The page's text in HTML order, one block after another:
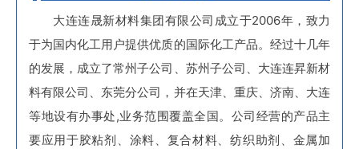
大连连晟新材料集团有限公司成立于2006年，致力
于为国内化工用户提供优质的国际化工产品。经过十几年
的发展，成立了常州子公司、苏州子公司、大连连昇新材
料有限公司、东莞分公司，并在天津、重庆、济南、大连
等地设有办事处,业务范围覆盖全国。公司经营的产品主
要应用于胶粘剂、涂料、复合材料、纺织助剂、金属加